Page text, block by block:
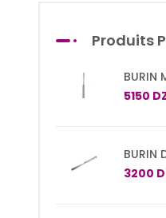
Produits
BURIN
MM
5150
BURIN
3200